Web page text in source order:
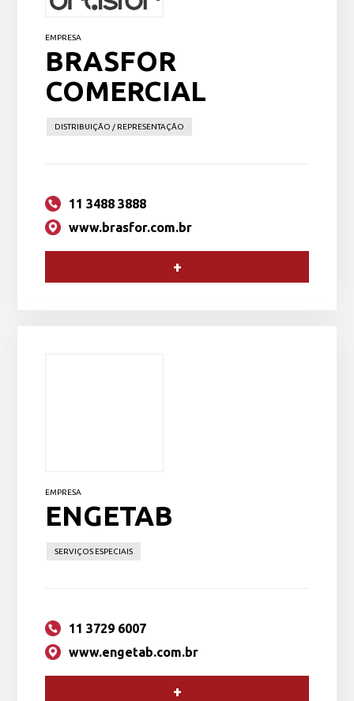
EMPRESA
BRASFOR
COMERCIAL
DISTRIBUIÇÃO / REPRESENTAÇÃO
11 3488 3888
www.brasfor.com.br
+
EMPRESA
ENGETAB
SERVIÇOS ESPECIAIS
11 3729 6007
www.engetab.com.br
+